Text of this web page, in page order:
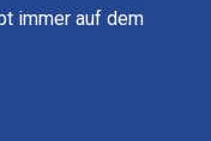
immer auf dem